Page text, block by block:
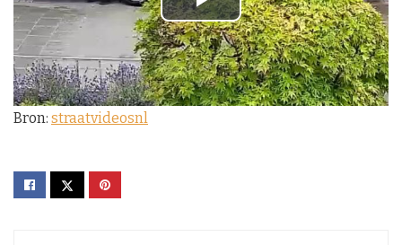
P
l
a
Bron: straatvideosnl